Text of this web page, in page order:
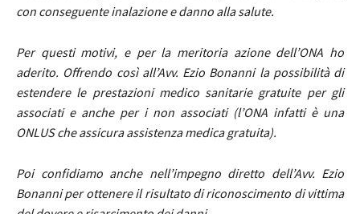
con conseguente inalazione e danno alla salute.
Per questi motivi, e per la meritoria azione dell’ONA ho
aderito. Offrendo così all’Avv. Ezio Bonanni la possibilità di
estendere le prestazioni medico sanitarie gratuite per gli
associati e anche per i non associati (l’ONA infatti è una
ONLUS che assicura assistenza medica gratuita).
Poi confidiamo anche nell’impegno diretto dell’Avv. Ezio
Bonanni per ottenere il risultato di riconoscimento di vittima